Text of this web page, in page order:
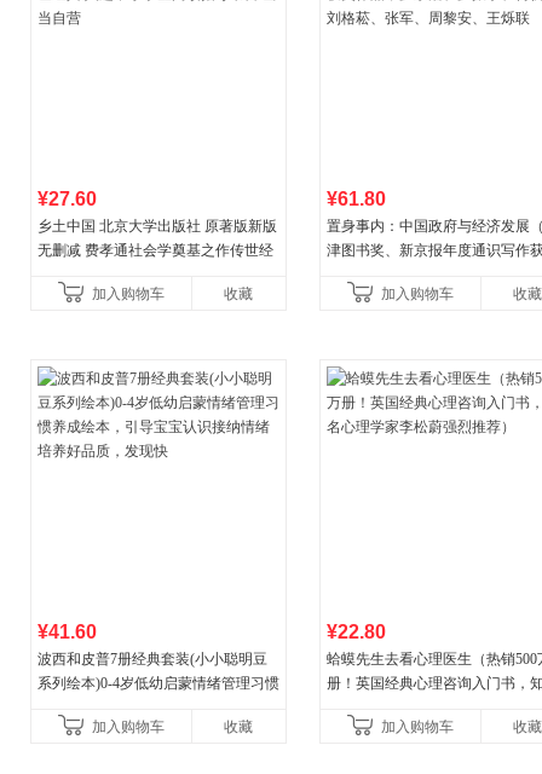
¥27.60
乡土中国 北京大学出版社 原著版新版
无删减 费孝通社会学奠基之作传世经
加入购物车 收藏
¥61.80
置身事内：中国政府与经济发展
津图书奖、新京报年度通识写作
菘、张军、周黎安、王烁联
加入购物车 收藏
¥41.60
波西和皮普7册经典套装(小小聪明豆
系列绘本)0-4岁低幼启蒙情绪管理习惯
养好品质，发现快
加入购物车 收藏
¥22.80
蛤蟆先生去看心理医生（热销500
册！英国经典心理咨询入门书，
加入购物车
收藏